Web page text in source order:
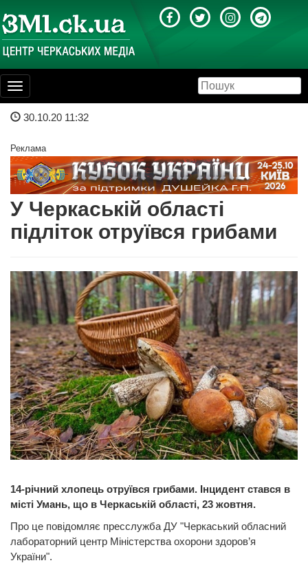
Toggle
navigation
30.10.20 11:32
Реклама
У Черкаській області
підліток отруївся грибами
14-річний хлопець отруївся грибами. Інцидент стався в
місті Умань, що в Черкаській області, 23 жовтня.
Про це повідомляє пресслужба ДУ "Черкаський обласний
лабораторний центр Міністерства охорони здоров’я
України".